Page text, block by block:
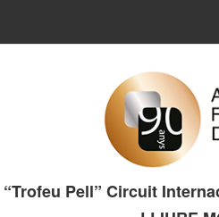
Pell” Circuit